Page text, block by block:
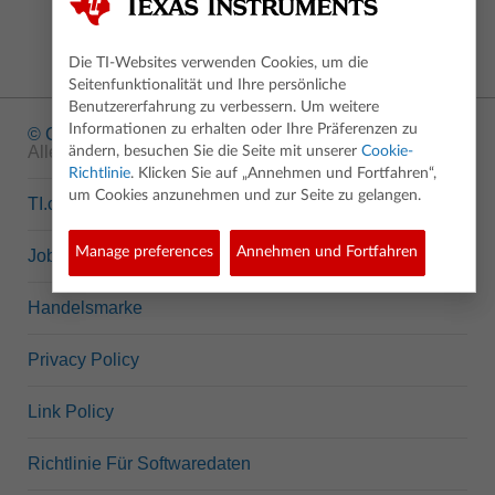
© Copyright1995-2026 Texas Instruments Incorporated.
Alle Rechte vorbehalten.
TI.com
Jobs bei TI
Handelsmarke
Privacy Policy
Link Policy
Richtlinie Für Softwaredaten
Die TI-Websites verwenden Cookies, um die
Seitenfunktionalität und Ihre persönliche
Benutzererfahrung zu verbessern. Um weitere
Informationen zu erhalten oder Ihre Präferenzen zu
ändern, besuchen Sie die Seite mit unserer Cookie-
Richtlinie. Klicken Sie auf „Annehmen und Fortfahren“,
um Cookies anzunehmen und zur Seite zu gelangen.
Manage preferences Annehmen und Fortfahren